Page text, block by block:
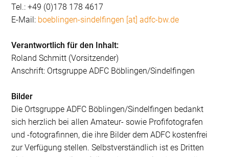
Tel.: +49 (0)178 178 4617
E-Mail: boeblingen-sindelfingen [at] adfc-bw.de
Verantwortlich für den Inhalt:
Roland Schmitt (Vorsitzender)
Anschrift: Ortsgruppe ADFC Böblingen/Sindelfingen
Bilder
Die Ortsgruppe ADFC Böblingen/Sindelfingen bedankt
sich herzlich bei allen Amateur- sowie Profifotografen
und -fotografinnen, die ihre Bilder dem ADFC kostenfrei
zur Verfügung stellen. Selbstverständlich ist es Dritten